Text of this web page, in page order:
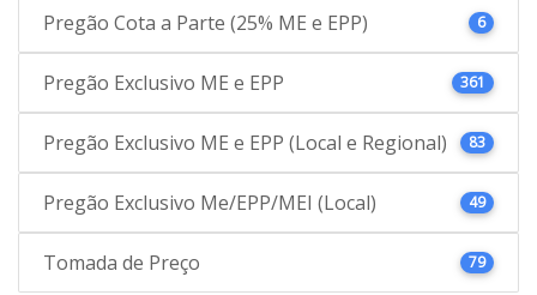
Pregão Cota a Parte (25% ME e EPP) 6
Pregão Exclusivo ME e EPP 361
Pregão Exclusivo ME e EPP (Local e Regional) 83
Pregão Exclusivo Me/EPP/MEI (Local) 49
Tomada de Preço 79